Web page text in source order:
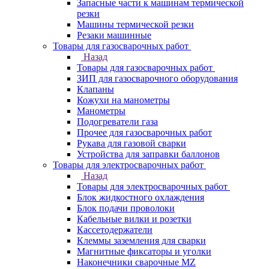
Запасные части к машинам термической
резки
Машины термической резки
Резаки машинные
Товары для газосварочных работ
Назад
Товары для газосварочных работ
ЗИП для газосварочного оборудования
Клапаны
Кожухи на манометры
Манометры
Подогреватели газа
Прочее для газосварочных работ
Рукава для газовой сварки
Устройства для заправки баллонов
Товары для электросварочных работ
Назад
Товары для электросварочных работ
Блок жидкостного охлаждения
Блок подачи проволоки
Кабельные вилки и розетки
Кассетодержатели
Клеммы заземления для сварки
Магнитные фиксаторы и уголки
Наконечники сварочные MZ